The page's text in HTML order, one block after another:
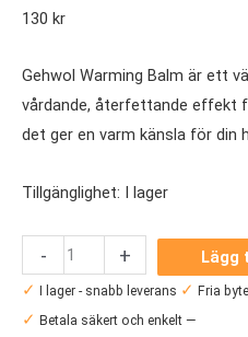
130 kr
Gehwol Warming Balm är ett
vårdande, återfettande effekt
det ger en varm känsla för din
Tillgänglighet: I lager
-
Gehwol
Warming
+
Lägg
✓ I lager - snabb leverans ✓ Fria
✓ Betala säkert och enkelt —